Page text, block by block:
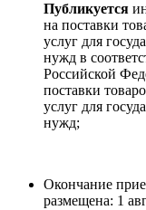
Публикуется
на поставки
услуг для
нужд в
Российской
поставки
услуг для
нужд;
Окончание
размещена: 1